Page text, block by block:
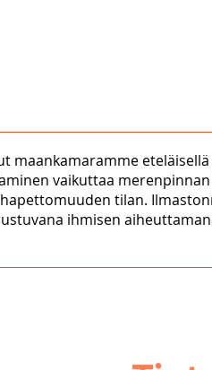
vaikuttaa
tilan.
ihmisen